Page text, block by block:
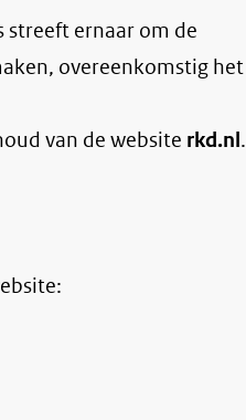
overeenkomstig het
van de website rkd.nl.